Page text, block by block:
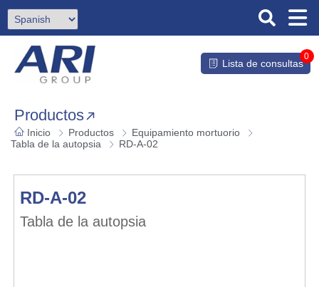
Lista de consultas
0
Productos
Inicio Productos
Equipamiento mortuorio
Tabla de la autopsia
RD-A-02
RD-A-02
Tabla de la autopsia